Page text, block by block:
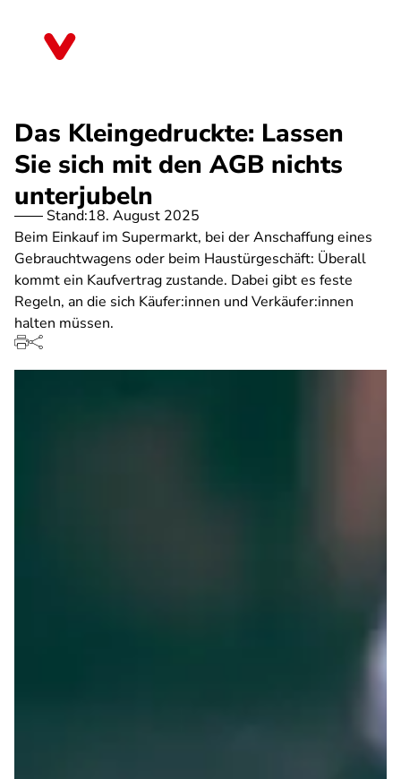
Das Kleingedruckte: Lassen
Sie sich mit den AGB nichts
unterjubeln
Stand:18. August 2025
Beim Einkauf im Supermarkt, bei der Anschaffung eines
Gebrauchtwagens oder beim Haustürgeschäft: Überall
kommt ein Kaufvertrag zustande. Dabei gibt es feste
Regeln, an die sich Käufer:innen und Verkäufer:innen
halten müssen.